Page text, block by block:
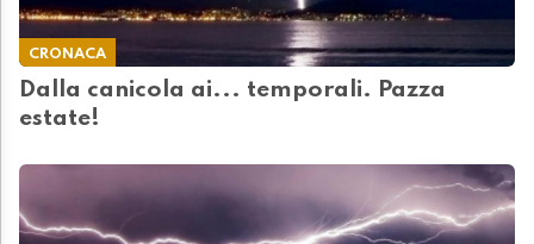
CRONACA
Dalla canicola ai... temporali. Pazza
estate!